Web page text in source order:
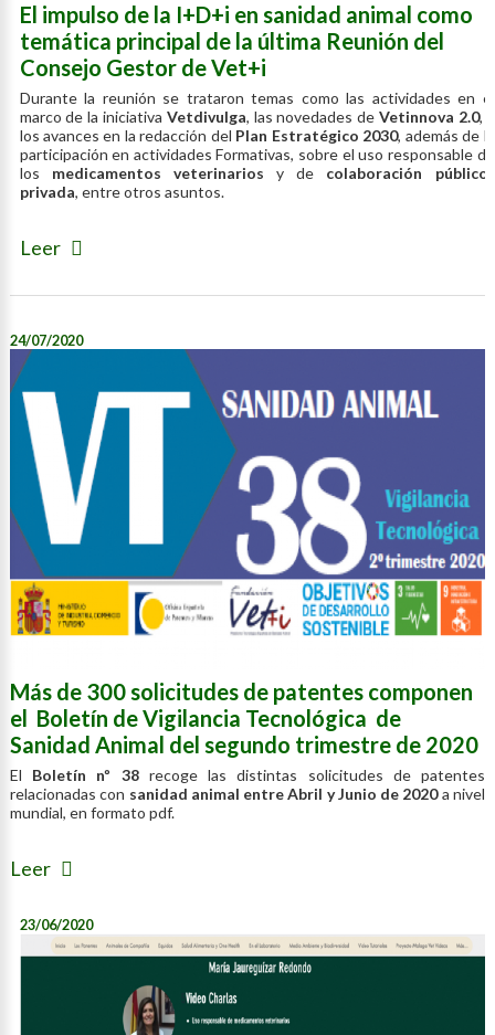
El impulso de la I+D+i en sanidad animal como
temática principal de la última Reunión del
Consejo Gestor de Vet+i
Durante la reunión se trataron temas como las actividades en el
marco de la iniciativa Vetdivulga, las novedades deVetinnova 2.0, y
los avances en la redacción del Plan Estratégico 2030, además de la
participación en actividades Formativas, sobre el uso responsable de
los medicamentos veterinarios y de colaboración público-
privada, entre otros asuntos.
Leer
24/07/2020
Más de 300 solicitudes de patentes componen
el Boletín de Vigilancia Tecnológica de
Sanidad Animal del segundo trimestre de 2020
El Boletín nº 38recoge las distintas solicitudes de patentes
relacionadas con sanidad animal entre Abril y Junio de 2020a nivel
mundial, en formato pdf.
Leer
23/06/2020